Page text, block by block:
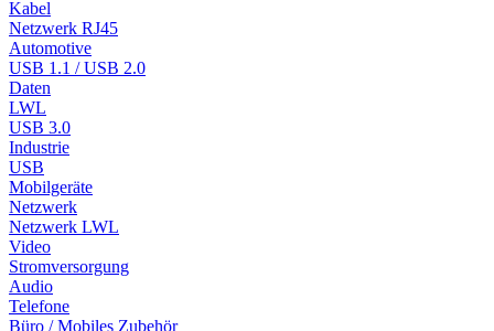
Kabel
Netzwerk RJ45
Automotive
USB 1.1 / USB 2.0
Daten
LWL
USB 3.0
Industrie
USB
Mobilgeräte
Netzwerk
Netzwerk LWL
Video
Stromversorgung
Audio
Telefone
Büro / Mobiles Zubehör